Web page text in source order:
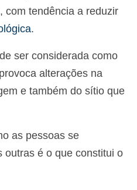
com tendência a reduzir
.
ser considerada como
alterações na
e também do sítio que
as pessoas se
outras é o que constitui o